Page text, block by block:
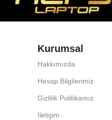
Kurumsal
Hakkımızda
Hesap Bilgilerimiz
Gizlilik Politikamız
İletişim